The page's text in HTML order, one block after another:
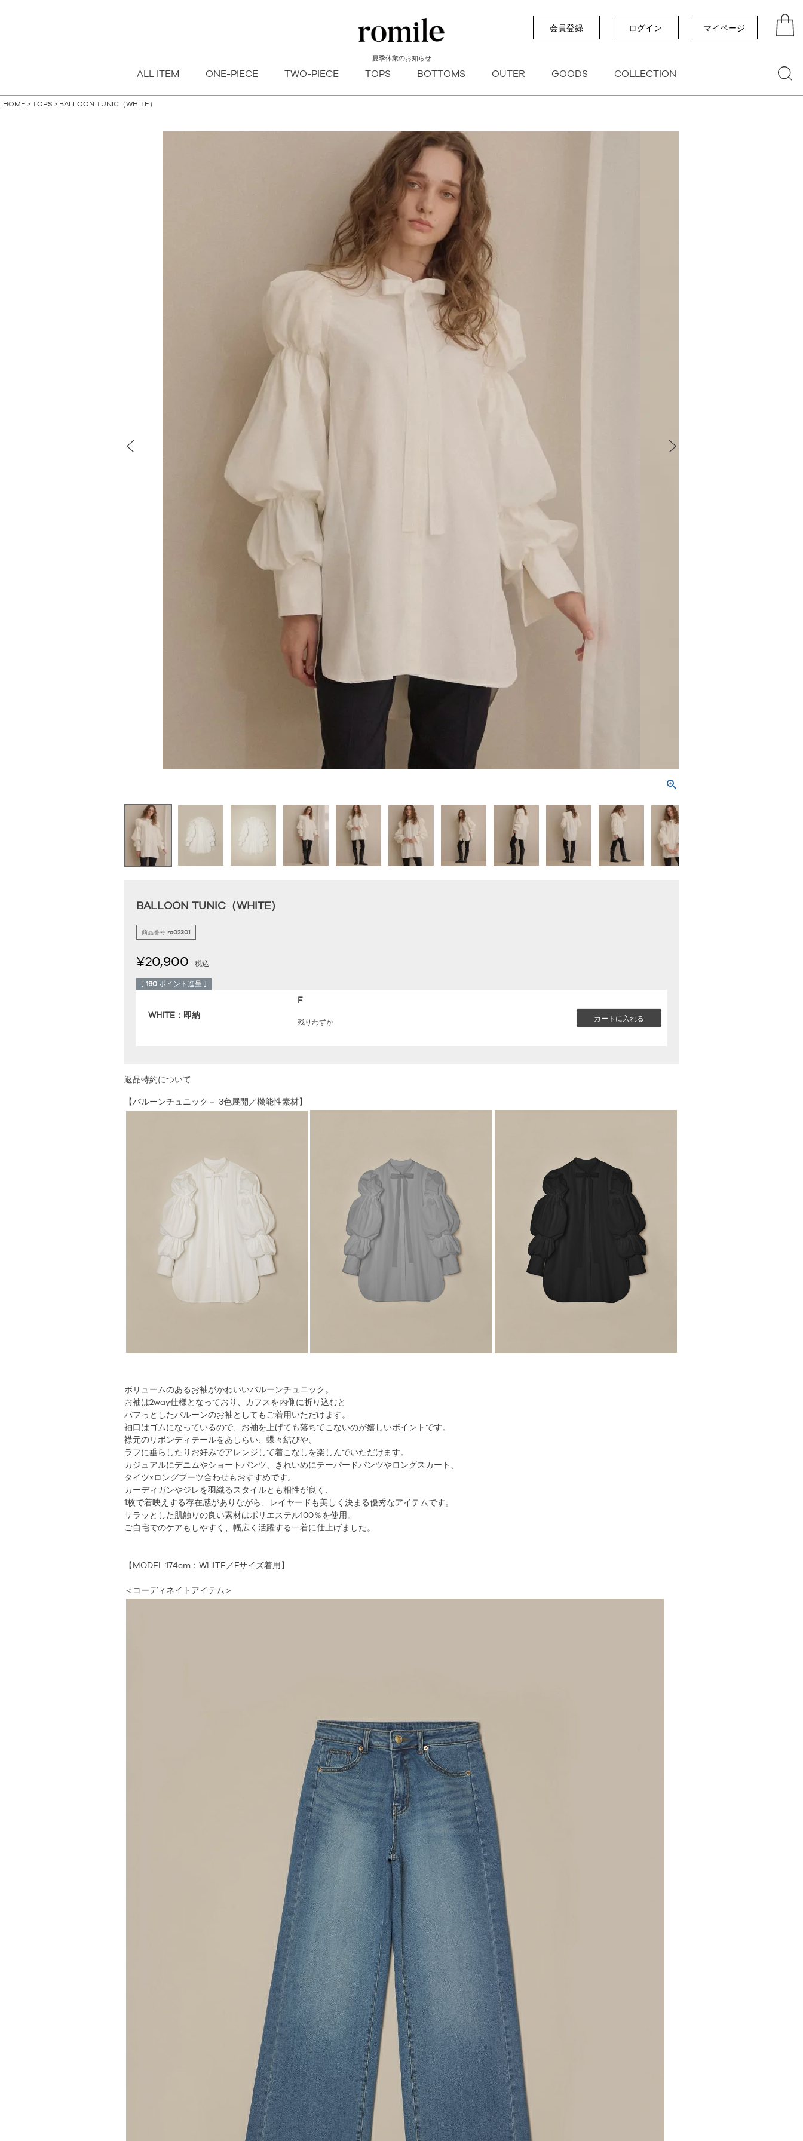
会員登録 ログイン マイページ
ALL ITEM ONE-PIECE TWO-PIECE TOPS BOTTOMS OUTER GOODS COLLECTION
キーワードヒット順
検索
夏季休業のお知らせ
HOME TOPS BALLOON TUNIC（WHITE）
BALLOON TUNIC（WHITE）
商品番号 ra02301
¥20,900 税込
[ 190 ポイント進呈 ]
WHITE：即納
F
残りわずか カートに入れる
返品特約について
【バルーンチュニック－ 3色展開／機能性素材】
ボリュームのあるお袖がかわいいバルーンチュニック。
お袖は2way仕様となっており、カフスを内側に折り込むと
パフっとしたバルーンのお袖としてもご着用いただけます。
袖口はゴムになっているので、お袖を上げても落ちてこないのが嬉しいポイントです。
襟元のリボンディテールをあしらい、蝶々結びや、
ラフに垂らしたりお好みでアレンジして着こなしを楽しんでいただけます。
カジュアルにデニムやショートパンツ、きれいめにテーパードパンツやロングスカート、
タイツ×ロングブーツ合わせもおすすめです。
カーディガンやジレを羽織るスタイルとも相性が良く、
1枚で着映えする存在感がありながら、レイヤードも美しく決まる優秀なアイテムです。
サラッとした肌触りの良い素材はポリエステル100％を使用。
ご自宅でのケアもしやすく、幅広く活躍する一着に仕上げました。
【MODEL 174cm：WHITE／Fサイズ着用】
＜コーディネイトアイテム＞